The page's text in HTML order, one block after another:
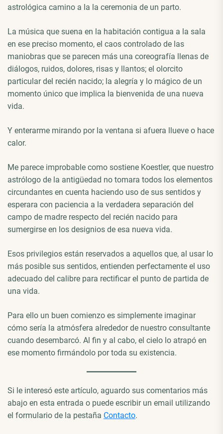
astrológica camino a la la ceremonia de un parto.
La música que suena en la habitación contigua a la sala
en ese preciso momento, el caos controlado de las
maniobras que se parecen más una coreografía llenas de
diálogos, ruidos, dolores, risas y llantos; el olorcito
particular del recién nacido; la alegría y lo mágico de un
momento único que implica la bienvenida de una nueva
vida.
Y enterarme mirando por la ventana si afuera llueve o hace
calor.
Me parece improbable como sostiene Koestler, que nuestro
astrólogo de la antigüedad no tomara todos los elementos
circundantes en cuenta haciendo uso de sus sentidos y
esperara con paciencia a la verdadera separación del
campo de madre respecto del recién nacido para
sumergirse en los designios de esa nueva vida.
Esos privilegios están reservados a aquellos que, al usar lo
más posible sus sentidos, entienden perfectamente el uso
adecuado del calibre para rectificar el punto de partida de
una vida.
Para ello un buen comienzo es simplemente imaginar
cómo sería la atmósfera alrededor de nuestro consultante
cuando desembarcó. Al fin y al cabo, el cielo lo atrapó en
ese momento firmándolo por toda su existencia.
Si le interesó este artículo, aguardo sus comentarios más
abajo en esta entrada o puede escribir un email utilizando
el formulario de la pestaña Contacto.